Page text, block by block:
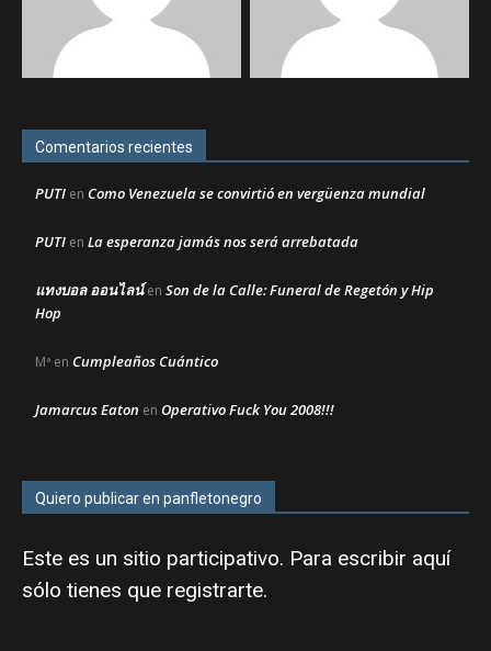
Comentarios recientes
PUTI en Como Venezuela se convirtió en vergüenza mundial
PUTI en La esperanza jamás nos será arrebatada
แทงบอล ออนไลน์en Son de la Calle: Funeral de Regetón y Hip
Hop
Mª en Cumpleaños Cuántico
Jamarcus Eaton en Operativo Fuck You 2008!!!
Quiero publicar en panfletonegro
Este es un sitio participativo. Para escribir aquí
sólo tienes que registrarte.